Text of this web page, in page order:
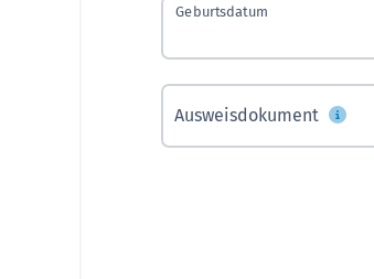
Geburtsdatum
Ausweisdokument